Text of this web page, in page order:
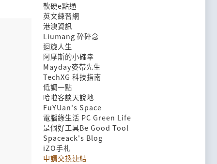
軟硬e點通
英文練習網
港澳資訊
Liumang 碎碎念
迴旋人生
阿摩斯的小確幸
Mayday麥帶先生
TechXG 科技指南
低調一點
哈啦客談天說地
FuYUan's Space
電腦綠生活 PC Green Life
是個好工具Be Good Tool
Spaceack's Blog
iZO手札
申請交換連結